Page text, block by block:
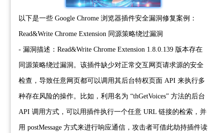
以下是一些 Google Chrome 浏览器插件安全漏洞修复案例：
Read&Write Chrome Extension 同源策略绕过漏洞
- 漏洞描述：Read&Write Chrome Extension 1.8.0.139 版本存在
同源策略绕过漏洞。该插件缺少对正常交互网页请求源的安全
检查，导致任意网页都可以调用其后台特权页面 API 来执行多
种存在风险的操作。比如，利用名为 “thGetVoices” 方法的后台
API 调用方式，可以用插件执行一个任意 URL 链接的检索，并
用 postMessage 方式来进行响应通信，攻击者可借此劫持插件读